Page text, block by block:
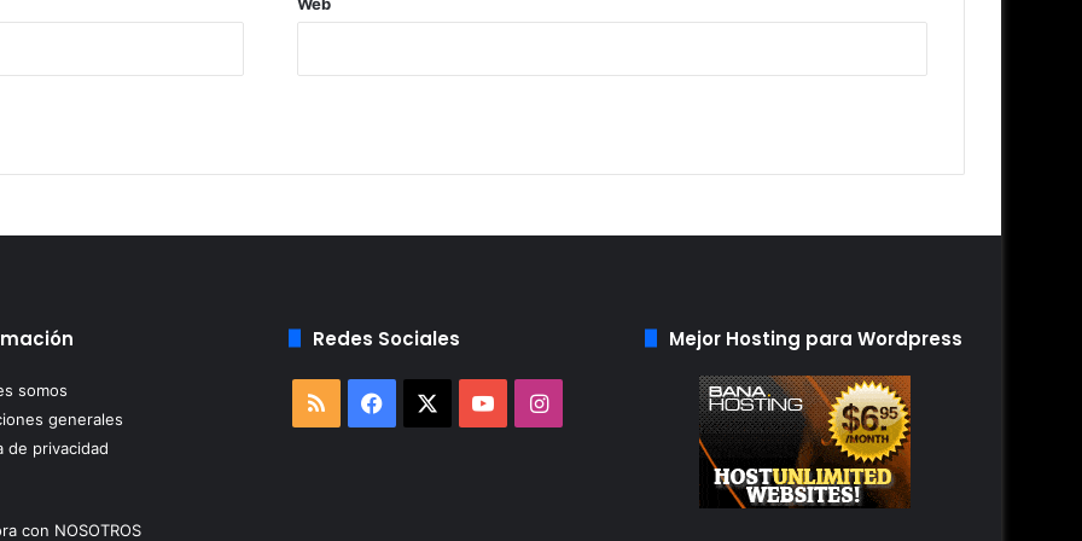
somos
generales
de privacidad
con NOSOTROS
Redes Sociales
RSS Facebook YouTubeInstagram
Mejor Hosting para Wordpress